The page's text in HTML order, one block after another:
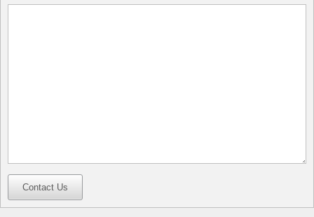
Contact Us